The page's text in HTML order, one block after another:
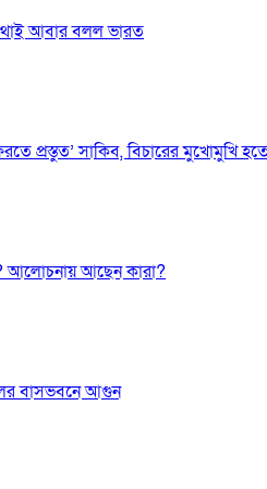
আবার বলল ভারত
প্রস্তুত’ সাকিব, বিচারের মুখোমুখি
আলোচনায় আছেন কারা?
বাসভবনে আগুন